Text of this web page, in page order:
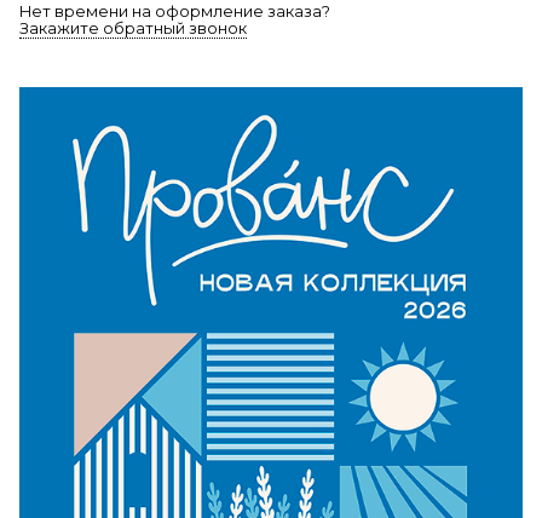
Нет времени на оформление заказа?
Закажите обратный звонок